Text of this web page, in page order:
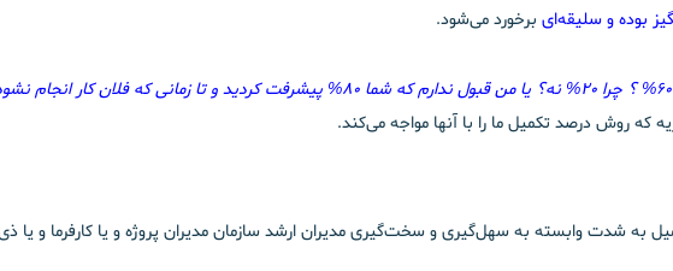
بوده و سلیقه‌ای برخورد می‌شود.
که روش درصد تکمیل ما را با آنها مواجه می‌کند.
شدت وابسته به سهل‌گیری و سخت‌گیری مدیران ارشد سازمان مدیران پروژه و یا کارفرما و